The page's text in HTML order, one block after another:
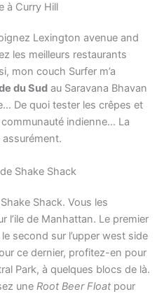
à Curry Hill
Lexington avenue and
les meilleurs restaurants
mon couch Surfer m’a
du Sud au Saravana Bhavan
De quoi tester les crêpes et
indienne… La
Shake Shack
Shack. Vous les
l’ile de Manhattan. Le premier
second sur l’upper west side
ce dernier, profitez-en pour
Park, à quelques blocs de là.
une Root Beer Float pour